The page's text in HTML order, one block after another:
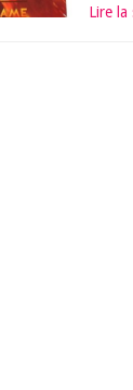
Lire la